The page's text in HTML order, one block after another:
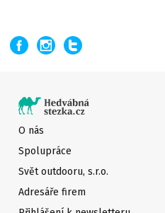
O nás
Spolupráce
Svět outdooru, s.r.o.
Adresáře firem